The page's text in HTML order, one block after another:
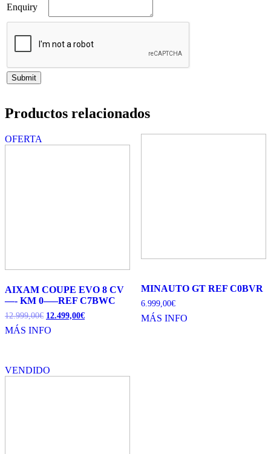
Enquiry
Productos relacionados
OFERTA
AIXAM COUPE EVO 8 CV
—- KM 0—–REF C7BWC
12.999,00€ 12.499,00€
MÁS INFO
MINAUTO GT REF C0BVR
6.999,00€
MÁS INFO
VENDIDO